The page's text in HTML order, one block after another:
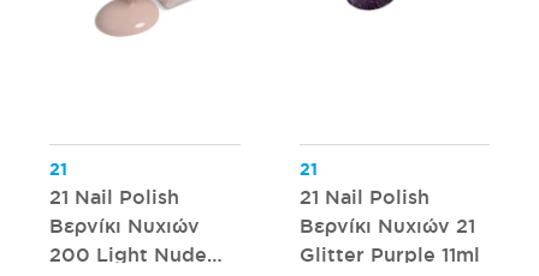
21
21 Nail Polish
Βερνίκι Νυχιών
200 Light Nude
21
21 Nail Polish
Βερνίκι Νυχιών 21
Glitter Purple 11ml